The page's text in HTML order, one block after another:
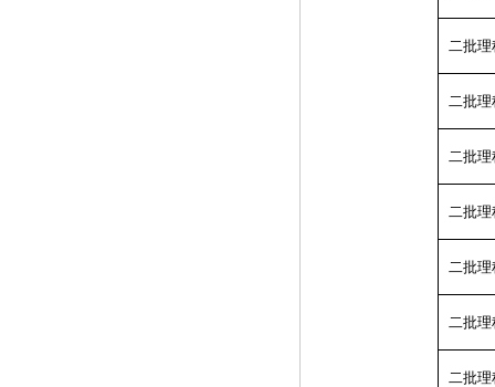
二批理
二批理
二批理
二批理
二批理
二批理
二批理